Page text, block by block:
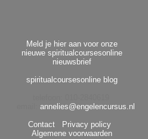
Meld je hier aan voor onze
nieuwe spiritualcoursesonline
nieuwsbrief
spiritualcoursesonline blog
annelies@engelencursus.nl
Contact
Privacy policy
Algemene voorwaarden